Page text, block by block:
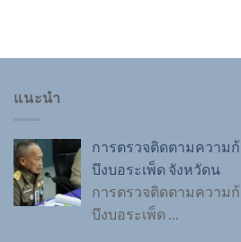
แนะนำ
การตรวจติดตามควา
บึงบอระเพ็ด จังหวัดน
การตรวจติดตามควา
บึงบอระเพ็ด